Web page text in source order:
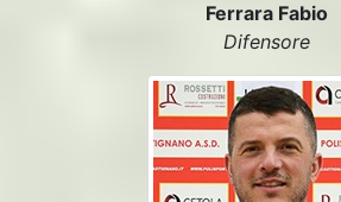
Ferrara Fabio
Difensore